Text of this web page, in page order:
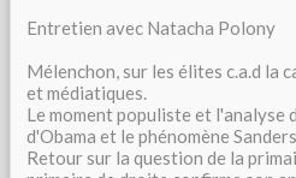
Entretien avec Natacha Polony
Mélenchon, sur les élites c.a.d la
et médiatiques.
Le moment populiste et l'analyse
d'Obama et le phénomène
Retour sur la question de la